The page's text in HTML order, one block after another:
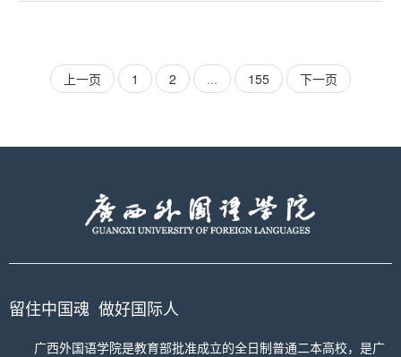
上一页 1 2 ... 155 下一页
留住中国魂 做好国际人
广西外国语学院是教育部批准成立的全日制普通二本高校，是广